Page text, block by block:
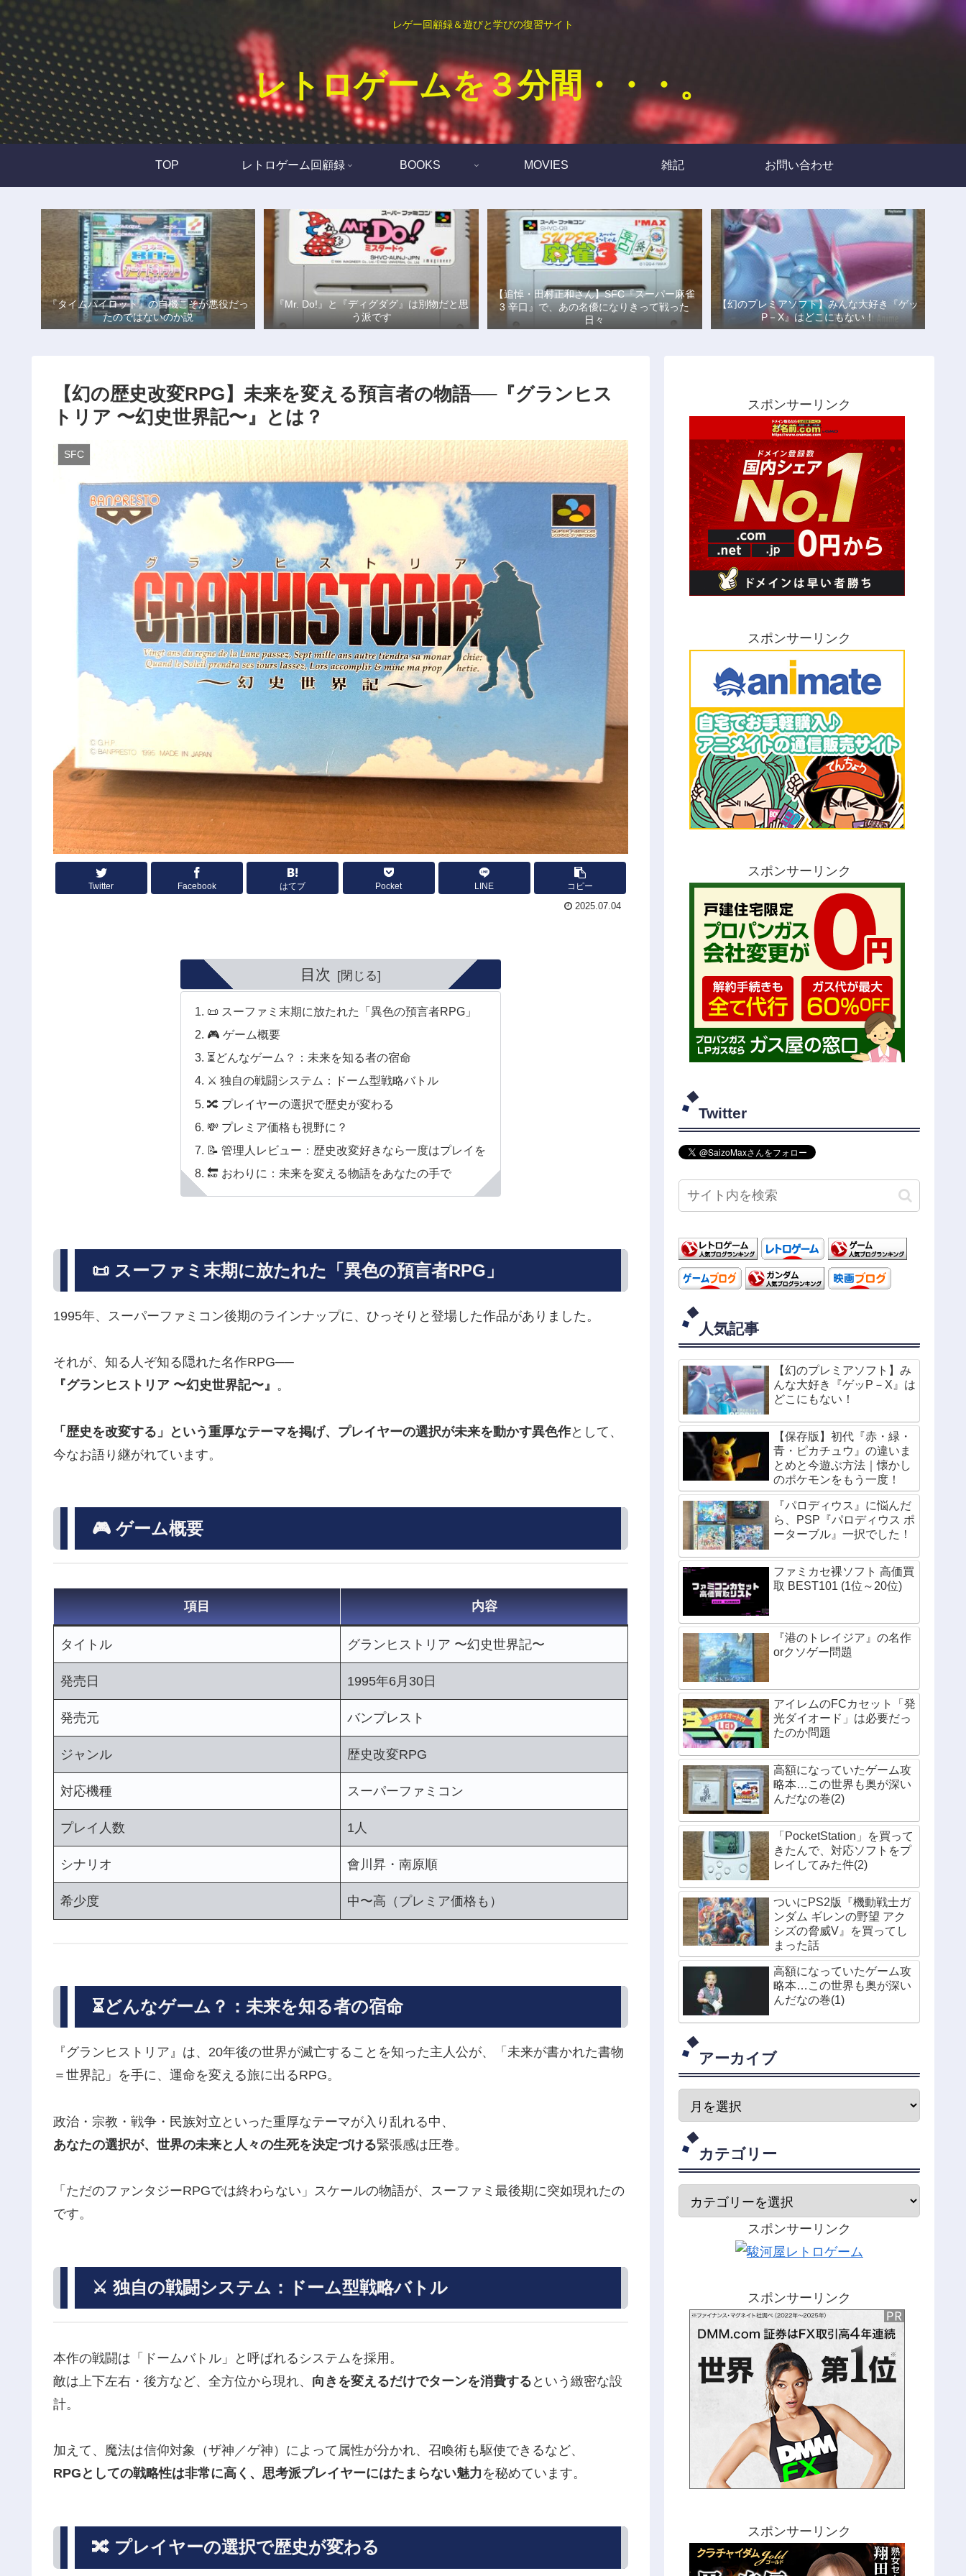
レゲー回顧録＆遊びと学びの復習サイト
レトロゲームを３分間・・・。
TOP レトロゲーム回顧録 BOOKS MOVIES 雑記 お問い合わせ
『タイムパイロット』の自機こそが悪役だっ
たのではないのか説
『Mr. Do!』と『ディグダグ』は別物だと思
う派です
【追悼・田村正和さん】SFC『スーパー麻雀
3 辛口』で、あの名優になりきって戦った
日々
【幻のプレミアソフト】みんな大好き『ゲッ
P－X』はどこにもない！
【幻の歴史改変RPG】未来を変える預言者の物語──『グランヒス
トリア 〜幻史世界記〜』とは？
SFC
Twitter Facebook はてブ Pocket LINE コピー
2025.07.04
目次
📜 スーファミ末期に放たれた「異色の預言者RPG」
🎮 ゲーム概要
⏳どんなゲーム？：未来を知る者の宿命
⚔ 独自の戦闘システム：ドーム型戦略バトル
🔀 プレイヤーの選択で歴史が変わる
💸 プレミア価格も視野に？
📝 管理人レビュー：歴史改変好きなら一度はプレイを
🔚 おわりに：未来を変える物語をあなたの手で
📜 スーファミ末期に放たれた「異色の預言者RPG」
1995年、スーパーファミコン後期のラインナップに、ひっそりと登場した作品がありました。
それが、知る人ぞ知る隠れた名作RPG──
『グランヒストリア 〜幻史世界記〜』 。
「歴史を改変する」という重厚なテーマを掲げ、プレイヤーの選択が未来を動かす異色作として、
今なお語り継がれています。
🎮 ゲーム概要
項目 内容
タイトル グランヒストリア 〜幻史世界記〜
発売日 1995年6月30日
発売元 バンプレスト
ジャンル 歴史改変RPG
対応機種 スーパーファミコン
プレイ人数 1人
シナリオ 會川昇・南原順
希少度 中〜高（プレミア価格も）
⏳どんなゲーム？：未来を知る者の宿命
『グランヒストリア』は、20年後の世界が滅亡することを知った主人公が、「未来が書かれた書物
＝世界記」を手に、運命を変える旅に出るRPG。
政治・宗教・戦争・民族対立といった重厚なテーマが入り乱れる中、
あなたの選択が、世界の未来と人々の生死を決定づける緊張感は圧巻。
「ただのファンタジーRPGでは終わらない」スケールの物語が、スーファミ最後期に突如現れたの
です。
⚔ 独自の戦闘システム：ドーム型戦略バトル
本作の戦闘は「ドームバトル」と呼ばれるシステムを採用。
敵は上下左右・後方など、全方位から現れ、 向きを変えるだけでターンを消費する という緻密な設
計。
加えて、魔法は信仰対象（ザ神／ゲ神）によって属性が分かれ、召喚術も駆使できるなど、
RPGとしての戦略性は非常に高く、思考派プレイヤーにはたまらない魅力 を秘めています。
🔀 プレイヤーの選択で歴史が変わる
スポンサーリンク
スポンサーリンク
スポンサーリンク
Twitter
人気記事
【幻のプレミアソフト】み
んな大好き『ゲッP－X』は
どこにもない！
【保存版】初代『赤・緑・
青・ピカチュウ』の違いま
とめと今遊ぶ方法｜懐かし
のポケモンをもう一度！
『パロディウス』に悩んだ
ら、PSP『パロディウス ポ
ーターブル』一択でした！
ファミカセ裸ソフト 高価買
取 BEST101 (1位～20位)
『港のトレイジア』の名作
orクソゲー問題
アイレムのFCカセット「発
光ダイオード」は必要だっ
たのか問題
高額になっていたゲーム攻
略本…この世界も奥が深い
んだなの巻(2)
「PocketStation」を買って
きたんで、対応ソフトをプ
レイしてみた件(2)
ついにPS2版『機動戦士ガ
ンダム ギレンの野望 アク
シズの脅威V』を買ってし
まった話
高額になっていたゲーム攻
略本…この世界も奥が深い
んだなの巻(1)
アーカイブ
カテゴリー
スポンサーリンク
スポンサーリンク
スポンサーリンク